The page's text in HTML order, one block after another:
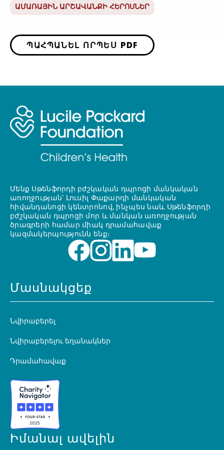
ԱՄԱՌԱՅԻՆ ԱՐՇԱՎԱՆՔԻ ՀԵՐՈՍՆԵՐ
ՊԱՀՊԱՆԵԼ ՈՐՊԵՍ PDF
Մենք Սթենֆորդի բժշկական դպրոցի մանկական
առողջության՝ Լուսիլ Փաքարդի մանկական
հիվանդանոցի կենտրոնով, ինչպես նաև Սթենֆորդի
բժշկական դպրոցի մոր և մանկան առողջության
ծրագրերի համար միակ դրամահավաք
կազմակերպությունն ենք։
Մասնակցեք
Նվիրաբերել
Նվիրաբերելու եղանակներ
Դրամահավաք
Իմանալ ավելին